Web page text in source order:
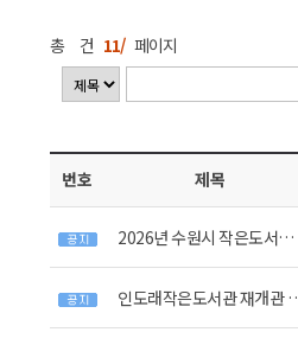
총 건 11/ 페이지
번호 제목
2026년 수원시 작은도서관
발전 유공 표창 후보자 추천
공고
인도래작은도서관 재개관 안
내